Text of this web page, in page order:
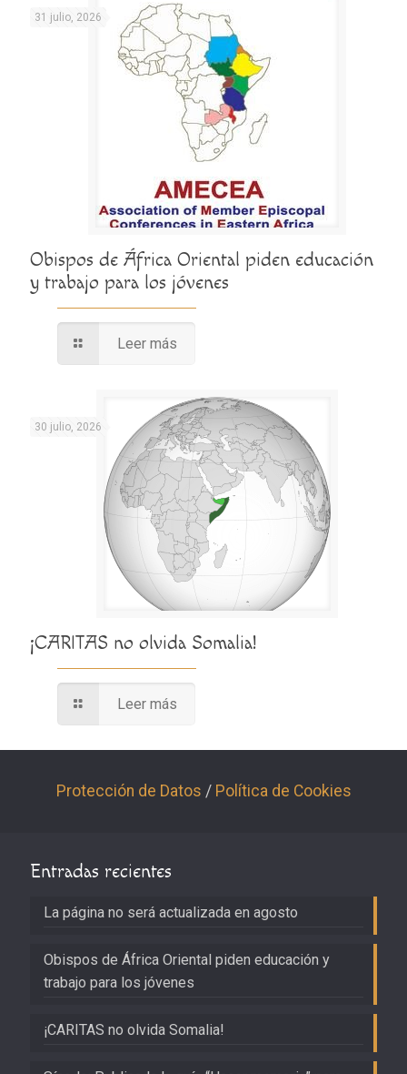
31 julio, 2026
Obispos de África Oriental piden educación
y trabajo para los jóvenes
Leer más
30 julio, 2026
¡CARITAS no olvida Somalia!
Leer más
Protección de Datos / Política de Cookies
Entradas recientes
La página no será actualizada en agosto
Obispos de África Oriental piden educación y
trabajo para los jóvenes
¡CARITAS no olvida Somalia!